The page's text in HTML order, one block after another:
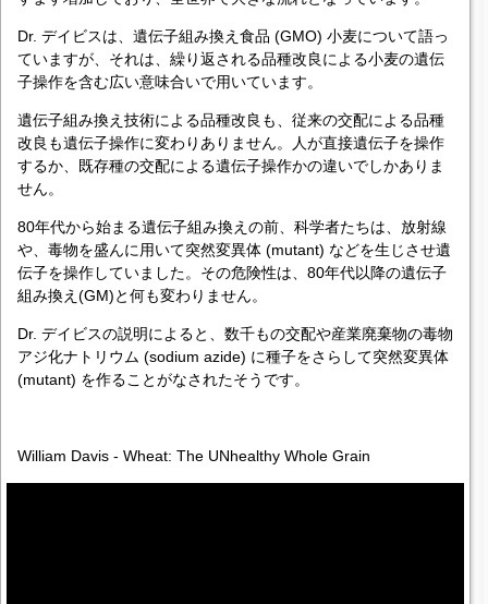
Dr. デイビスは、遺伝子組み換え食品 (GMO) 小麦について語っ
ていますが、それは、繰り返される品種改良による小麦の遺伝
子操作を含む広い意味合いで用いています。
遺伝子組み換え技術による品種改良も、従来の交配による品種
改良も遺伝子操作に変わりありません。人が直接遺伝子を操作
するか、既存種の交配による遺伝子操作かの違いでしかありま
せん。
80年代から始まる遺伝子組み換えの前、科学者たちは、放射線
や、毒物を盛んに用いて突然変異体 (mutant) などを生じさせ遺
伝子を操作していました。その危険性は、80年代以降の遺伝子
組み換え(GM)と何も変わりません。
Dr. デイビスの説明によると、数千もの交配や産業廃棄物の毒物
アジ化ナトリウム (sodium azide) に種子をさらして突然変異体
(mutant) を作ることがなされたそうです。
William Davis - Wheat: The UNhealthy Whole Grain